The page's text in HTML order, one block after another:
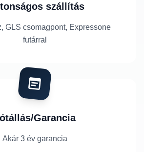
szállítás
GLS csomagpont, Expressone
futárral
Garancia
Akár 3 év garancia